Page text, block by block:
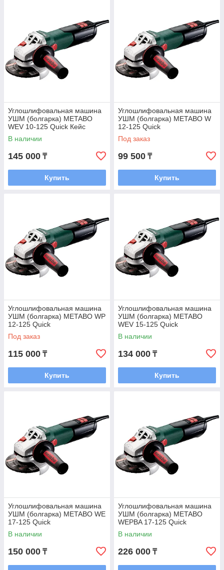
Углошлифовальная машина
УШМ (болгарка) METABO
WEV 10-125 Quick Кейс
В наличии
145 000 ₸
Купить
Углошлифовальная машина
УШМ (болгарка) METABO W
12-125 Quick
Под заказ
99 500 ₸
Купить
Углошлифовальная машина
УШМ (болгарка) METABO WP
12-125 Quick
Под заказ
115 000 ₸
Купить
Углошлифовальная машина
УШМ (болгарка) METABO
WEV 15-125 Quick
В наличии
134 000 ₸
Купить
Углошлифовальная машина
УШМ (болгарка) METABO WE
17-125 Quick
В наличии
150 000 ₸
Углошлифовальная машина
УШМ (болгарка) METABO
WEPBA 17-125 Quick
В наличии
226 000 ₸